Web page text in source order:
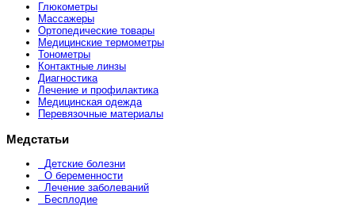
Глюкометры
Массажеры
Ортопедические товары
Медицинские термометры
Тонометры
Контактные линзы
Диагностика
Лечение и профилактика
Медицинская одежда
Перевязочные материалы
Медстатьи
Детские болезни
О беременности
Лечение заболеваний
Бесплодие